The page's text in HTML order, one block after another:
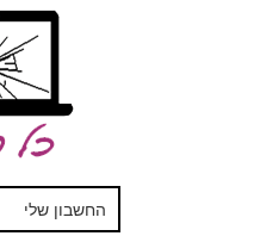
החשבון שלי